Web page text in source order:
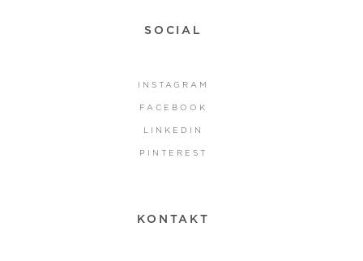
SOCIAL
INSTAGRAM
FACEBOOK
LINKEDIN
PINTEREST
KONTAKT